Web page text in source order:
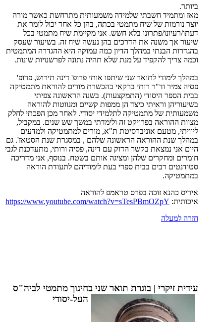
ביותר.
מאז ומתמיד חשבתי שלמידה משמעותית מתרחשת כאשר מורה
יוצר נורמות של שיח מתמטי בכתה, בהן כל אחד יכול לומר את
דעתו/רעיונו/פתרונו בלא חשש. אני מקיימת שיח מתמטי בכל
שיעור אך משנה את הדרכים בהן נעשה שיח זה. בשיעור שעסק
בהגדרות הבנתי במהלך הדיון כמה עמוקה היא ההגדרה המתמטית
וכמה צריך להקפיד על מנת שלא תהיה נתונה לפרשנויות שונות.
במהלך לימודי לתואר שני שיתפו אותי פרופ' דינה תירוש, פרופ'
פסיה צמיר וד"ר רותי ברקאי בהכשרת מורים להוראת מתמטיקה
בבית הספר היסודי (התמקצעות). בשנה הראשונה צפיתי
בשיעוריהן וראיתי כיצד הן ממפות קשיים ומנווטות להוראה
משמעותית של מתמטיקה לתלמידי יסודי. לאחר מכן הפכתי לחלק
מצוות ההוראה בפרויקט זה ולימדתי במשך שש שנים. במקביל,
ליוויתי, מטעם אוניברסיטת ת"א, מורים למתמטיקה ולמדעים
במהלך שנת ההוראה הראשונה שלהם , במסגרת שנת הסטאז'. גם
היום אני נמצאת בקשר הדוק עם דינה, פסיה ורותי, מתעדכנת לגבי
חומרים ומחקרים שלהן ומציגה אותם בשטח. בנוסף, אני מדריכה
סטודנטים רבים בבית ספרי בעת לימודיהם לתעודת הוראה
במתמטיקה.
איריס כהנא זוכה בפרס טראמפ להוראה
איכותית: https://www.youtube.com/watch?v=sTesPBmOZpY
חזרה למעלה
עידית זיקרי | בוגרת תואר שני בחינוך מתמטי לביה"ס
העל-יסודי